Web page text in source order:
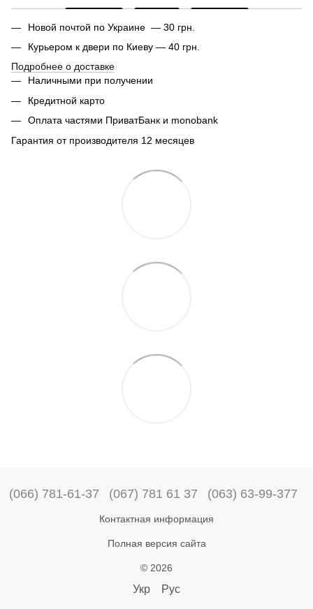
Новой почтой по Украине — 30 грн.
Курьером к двери по Киеву — 40 грн.
Подробнее о доставке
Наличными при получении
Кредитной карто
Оплата частями ПриватБанк и monobank
Гарантия от производителя 12 месяцев
(066) 781-61-37 (067) 781 61 37 (063) 63-99-377
Контактная информация
Полная версия сайта
© 2026
Укр Рус